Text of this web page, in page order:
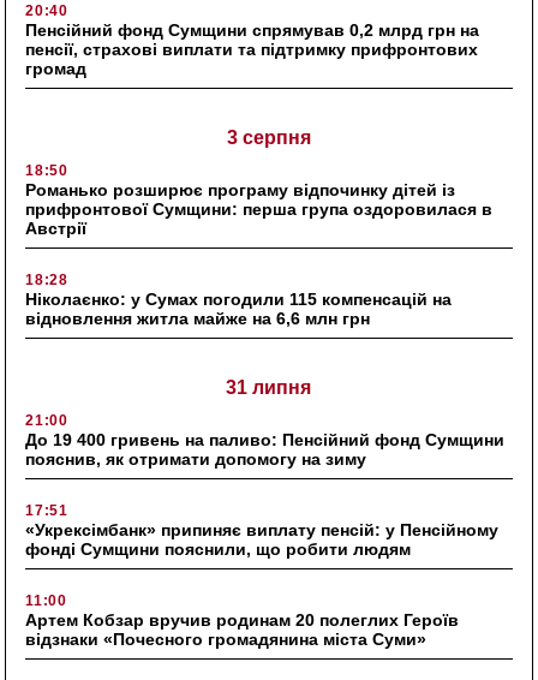
20:40
Пенсійний фонд Сумщини спрямував 0,2 млрд грн на
пенсії, страхові виплати та підтримку прифронтових
громад
3 серпня
18:50
Романько розширює програму відпочинку дітей із
прифронтової Сумщини: перша група оздоровилася в
Австрії
18:28
Ніколаєнко: у Сумах погодили 115 компенсацій на
відновлення житла майже на 6,6 млн грн
31 липня
21:00
До 19 400 гривень на паливо: Пенсійний фонд Сумщини
пояснив, як отримати допомогу на зиму
17:51
«Укрексімбанк» припиняє виплату пенсій: у Пенсійному
фонді Сумщини пояснили, що робити людям
11:00
Артем Кобзар вручив родинам 20 полеглих Героїв
відзнаки «Почесного громадянина міста Суми»